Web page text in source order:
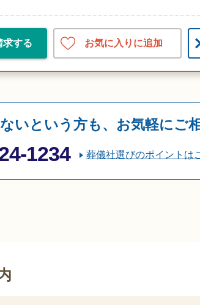
求する お気に入りに追加
いという方も、お気軽にご
1234 葬儀社選びのポイントは